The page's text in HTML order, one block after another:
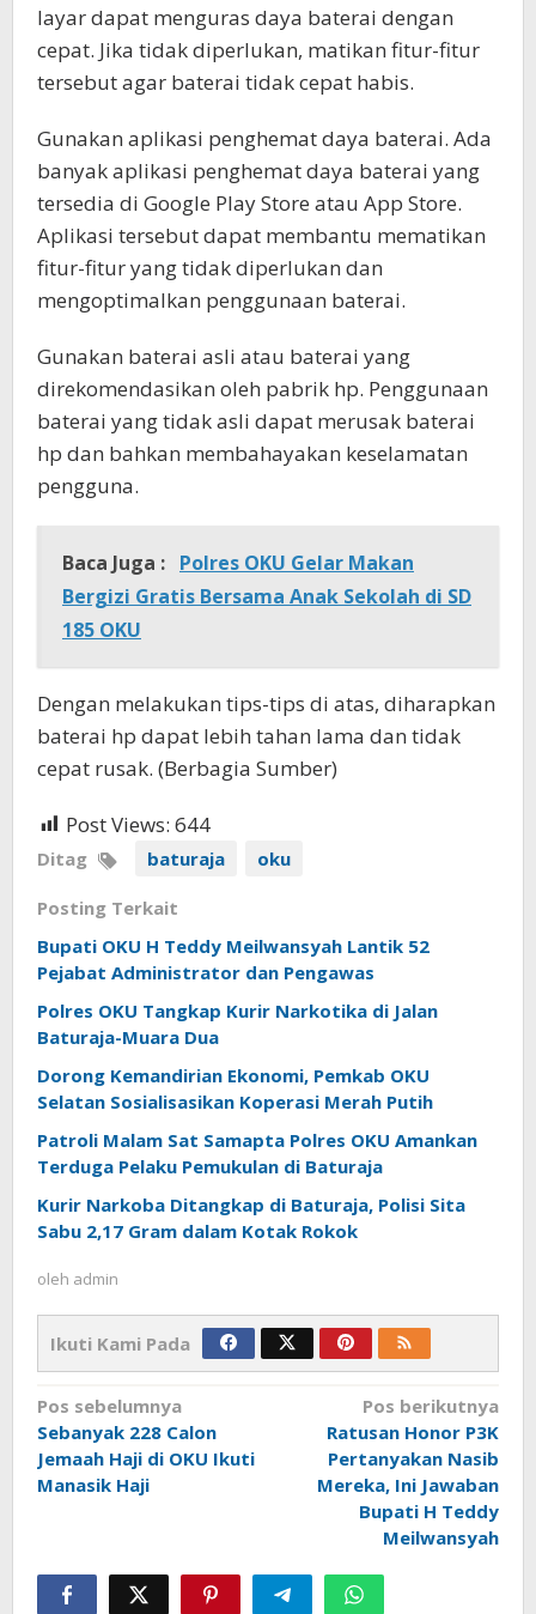
layar dapat menguras daya baterai dengan
cepat. Jika tidak diperlukan, matikan fitur-fitur
tersebut agar baterai tidak cepat habis.
Gunakan aplikasi penghemat daya baterai. Ada
banyak aplikasi penghemat daya baterai yang
tersedia di Google Play Store atau App Store.
Aplikasi tersebut dapat membantu mematikan
fitur-fitur yang tidak diperlukan dan
mengoptimalkan penggunaan baterai.
Gunakan baterai asli atau baterai yang
direkomendasikan oleh pabrik hp. Penggunaan
baterai yang tidak asli dapat merusak baterai
hp dan bahkan membahayakan keselamatan
pengguna.
Baca Juga : Polres OKU Gelar Makan
Bergizi Gratis Bersama Anak Sekolah di SD
185 OKU
Dengan melakukan tips-tips di atas, diharapkan
baterai hp dapat lebih tahan lama dan tidak
cepat rusak. (Berbagia Sumber)
Post Views: 644
Ditag baturaja oku
Posting Terkait
Bupati OKU H Teddy Meilwansyah Lantik 52
Pejabat Administrator dan Pengawas
Polres OKU Tangkap Kurir Narkotika di Jalan
Baturaja-Muara Dua
Dorong Kemandirian Ekonomi, Pemkab OKU
Selatan Sosialisasikan Koperasi Merah Putih
Patroli Malam Sat Samapta Polres OKU Amankan
Terduga Pelaku Pemukulan di Baturaja
Kurir Narkoba Ditangkap di Baturaja, Polisi Sita
Sabu 2,17 Gram dalam Kotak Rokok
oleh admin
Ikuti Kami Pada
Navigasi
pos
Pos sebelumnya
Sebanyak 228 Calon
Jemaah Haji di OKU Ikuti
Manasik Haji
Pos berikutnya
Ratusan Honor P3K
Pertanyakan Nasib
Mereka, Ini Jawaban
Bupati H Teddy
Meilwansyah